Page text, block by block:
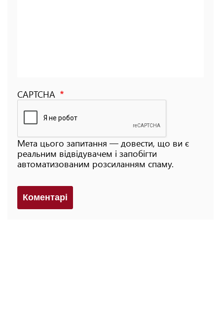
CAPTCHA
Мета цього запитання — довести, що ви є
реальним відвідувачем і запобігти
автоматизованим розсиланням спаму.
Коментарi